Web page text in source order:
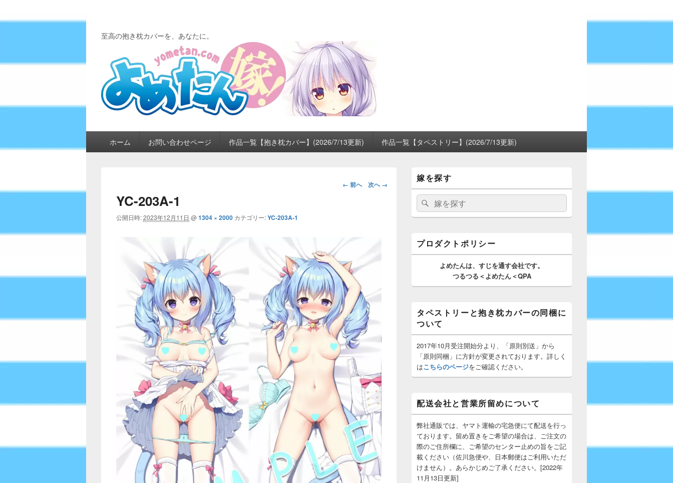
至高の抱き枕カバーを、あなたに。
イ
ュ
ホーム お問い合わせページ 作品一覧【抱き枕カバー】(2026/7/13更新) 作品一覧【タペストリー】(2026/7/13更新)
画
シ
ョ
ン
← 前へ 次へ →
YC-203A-1
公開日時:2023年12月11日 @1304 × 2000 カテゴリー:YC-203A-1
イ
ン
サ
ド
ウ
ィ
ト
ア
嫁を探す
検
索:
検
索
プロダクトポリシー
よめたんは、 すじを通す会社です。
つるつる＜よめたん＜QPA
タペストリーと抱き枕カバーの同梱に
ついて
2017年10月受注開始分より、「原則別送」から
「原則同梱」に方針が変更されております。詳しく
はこちらのページをご確認ください。
配送会社と営業所留めについて
弊社通販では、ヤマト運輸の宅急便にて配送を行っ
ております。留め置きをご希望の場合は、ご注文の
際のご住所欄に、ご希望のセンター止めの旨をご記
載ください（佐川急便や、日本郵便はご利用いただ
けません）。あらかじめご了承ください。[2022年
11月13日更新]